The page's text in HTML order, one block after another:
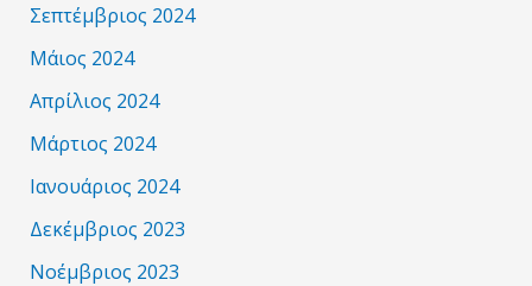
Σεπτέμβριος 2024
Μάιος 2024
Απρίλιος 2024
Μάρτιος 2024
Ιανουάριος 2024
Δεκέμβριος 2023
Νοέμβριος 2023